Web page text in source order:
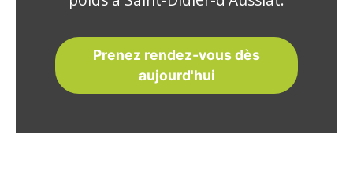
Prenez rendez-vous dès
aujourd'hui